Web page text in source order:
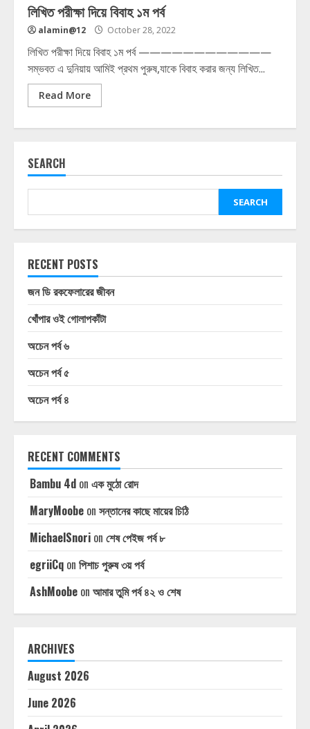
লিখিত পরীক্ষা দিয়ে বিবাহ ১ম পর্ব
alamin@12 October 28, 2022
লিখিত পরীক্ষা দিয়ে বিবাহ ১ম পর্ব ————————————
সম্ভবত এ দুনিয়ায় আমিই প্রথম পুরুষ,যাকে বিবাহ করার জন্য লিখিত...
Read More
SEARCH
SEARCH
RECENT POSTS
জন ডি রকফেলারের জীবন
খোঁপার ওই গোলাপকাঁটা
অচেন পর্ব ৬
অচেন পর্ব ৫
অচেন পর্ব ৪
RECENT COMMENTS
Bambu 4d on এক মুঠো রোদ
MaryMoobe on সন্তানের কাছে মায়ের চিঠি
MichaelSnori on শেষ পেইজ পর্ব ৮
egriiCq on পিশাচ পুরুষ ৩য় পর্ব
AshMoobe on আমার তুমি পর্ব ৪২ ও শেষ
ARCHIVES
August 2026
June 2026